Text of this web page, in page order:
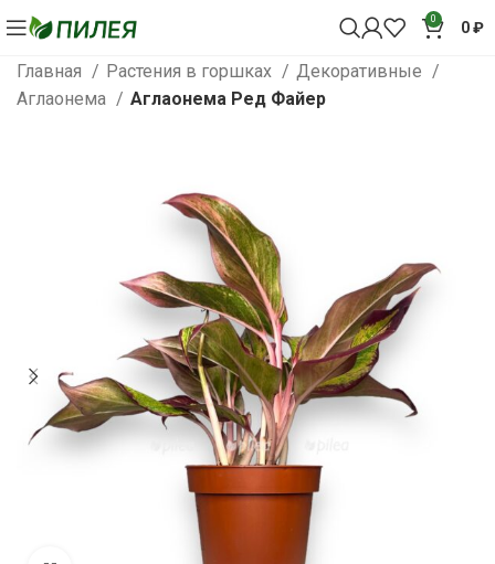
0 0₽
Главная Растения в горшках
Декоративные
Аглаонема
Аглаонема Ред Файер